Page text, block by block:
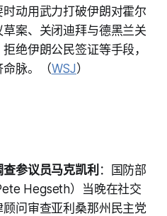
动用武力打破伊朗对霍尔
案、关闭迪拜与德黑兰关
绝伊朗公民签证等手段，
命脉。（WSJ）
参议员马克凯利 ：国防部
Hegseth）当晚在社交
问审查亚利桑那州民主党